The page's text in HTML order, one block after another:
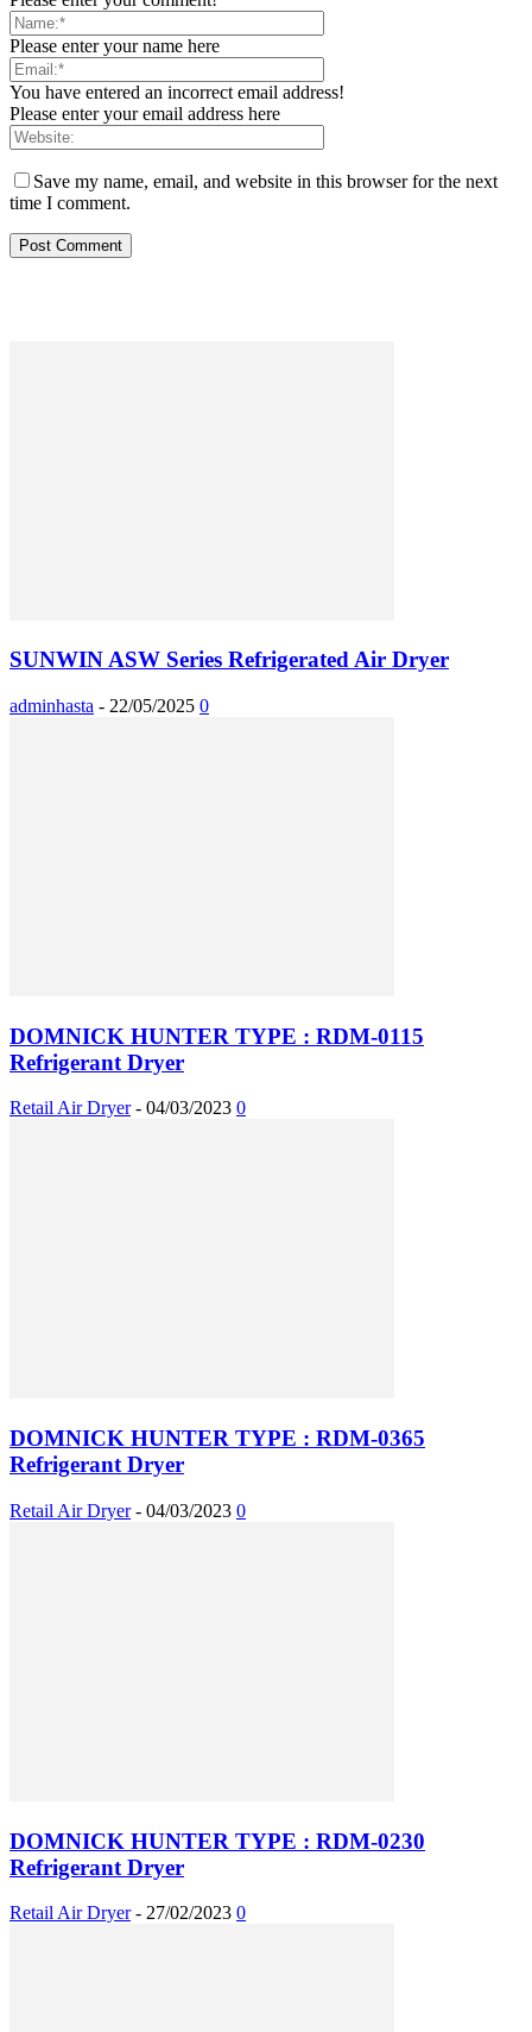
Please enter your name here
You have entered an incorrect email address!
Please enter your email address here
Save my name, email, and website in this browser for the next
time I comment.
SUNWIN ASW Series Refrigerated Air Dryer
adminhasta - 22/05/2025 0
DOMNICK HUNTER TYPE : RDM-0115
Refrigerant Dryer
Retail Air Dryer - 04/03/2023 0
DOMNICK HUNTER TYPE : RDM-0365
Refrigerant Dryer
Retail Air Dryer - 04/03/2023 0
DOMNICK HUNTER TYPE : RDM-0230
Refrigerant Dryer
Retail Air Dryer - 27/02/2023 0